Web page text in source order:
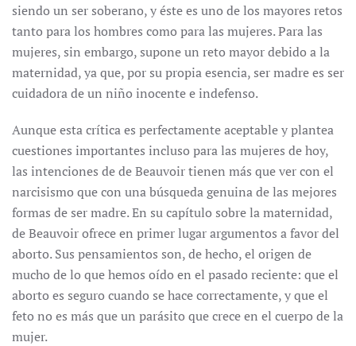
siendo un ser soberano, y éste es uno de los mayores retos
tanto para los hombres como para las mujeres. Para las
mujeres, sin embargo, supone un reto mayor debido a la
maternidad, ya que, por su propia esencia, ser madre es ser
cuidadora de un niño inocente e indefenso.
Aunque esta crítica es perfectamente aceptable y plantea
cuestiones importantes incluso para las mujeres de hoy,
las intenciones de de Beauvoir tienen más que ver con el
narcisismo que con una búsqueda genuina de las mejores
formas de ser madre. En su capítulo sobre la maternidad,
de Beauvoir ofrece en primer lugar argumentos a favor del
aborto. Sus pensamientos son, de hecho, el origen de
mucho de lo que hemos oído en el pasado reciente: que el
aborto es seguro cuando se hace correctamente, y que el
feto no es más que un parásito que crece en el cuerpo de la
mujer.